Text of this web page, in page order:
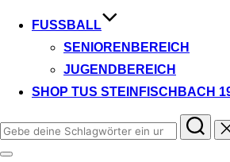
FUSSBALL
SENIORENBEREICH
JUGENDBEREICH
SHOP TUS STEINFISCHBACH
Suchen
nach: